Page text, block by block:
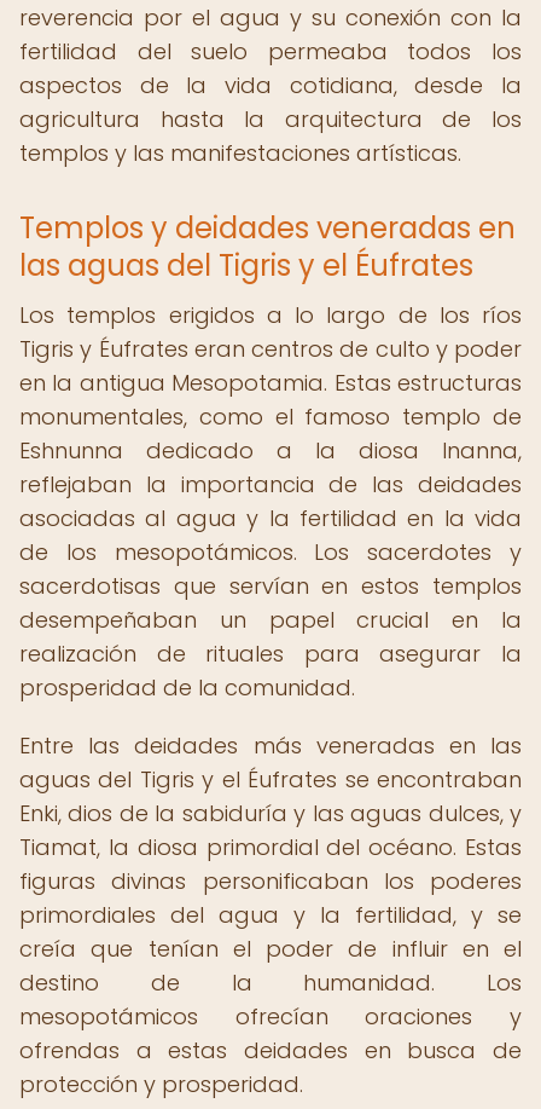
reverencia por el agua y su conexión con la
fertilidad del suelo permeaba todos los
aspectos de la vida cotidiana, desde la
agricultura hasta la arquitectura de los
templos y las manifestaciones artísticas.
Templos y deidades veneradas en
las aguas del Tigris y el Éufrates
Los templos erigidos a lo largo de los ríos
Tigris y Éufrates eran centros de culto y poder
en la antigua Mesopotamia. Estas estructuras
monumentales, como el famoso templo de
Eshnunna dedicado a la diosa Inanna,
reflejaban la importancia de las deidades
asociadas al agua y la fertilidad en la vida
de los mesopotámicos. Los sacerdotes y
sacerdotisas que servían en estos templos
desempeñaban un papel crucial en la
realización de rituales para asegurar la
prosperidad de la comunidad.
Entre las deidades más veneradas en las
aguas del Tigris y el Éufrates se encontraban
Enki, dios de la sabiduría y las aguas dulces, y
Tiamat, la diosa primordial del océano. Estas
figuras divinas personificaban los poderes
primordiales del agua y la fertilidad, y se
creía que tenían el poder de influir en el
destino de la humanidad. Los
mesopotámicos ofrecían oraciones y
ofrendas a estas deidades en busca de
protección y prosperidad.